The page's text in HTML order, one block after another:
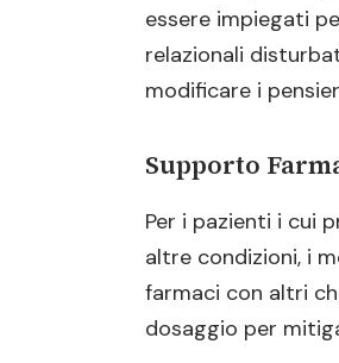
essere impiegati
relazionali
modificare i
Supporto
Per i pazienti i cui
altre condizioni, i
farmaci con altri
dosaggio per